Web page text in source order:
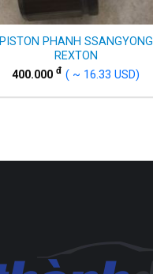
PISTON PHANH SSANGYONG
REXTON
400.000 đ ( ~ 16.33 USD)